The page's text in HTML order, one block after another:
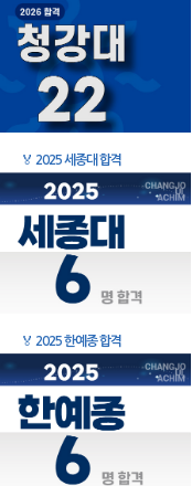
🏅 2025 세종대 합격
🏅 2025 한예종 합격